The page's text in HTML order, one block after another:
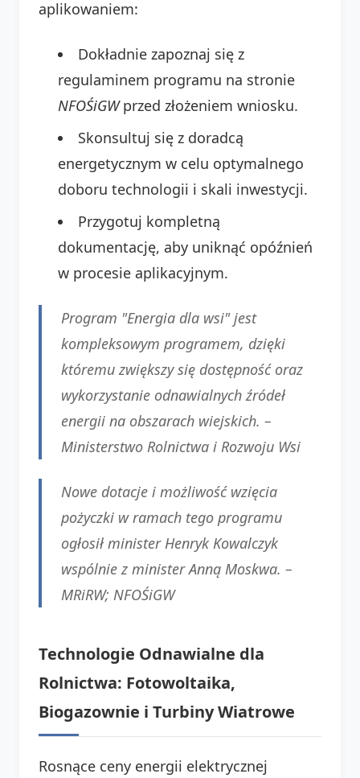
aplikowaniem:
Dokładnie zapoznaj się z
regulaminem programu na stronie
NFOŚiGWprzed złożeniem wniosku.
Skonsultuj się z doradcą
energetycznym w celu optymalnego
doboru technologii i skali inwestycji.
Przygotuj kompletną
dokumentację, aby uniknąć opóźnień
w procesie aplikacyjnym.
Program "Energia dla wsi" jest
kompleksowym programem, dzięki
któremu zwiększy się dostępność oraz
wykorzystanie odnawialnych źródeł
energii na obszarach wiejskich. –
Ministerstwo Rolnictwa i Rozwoju Wsi
Nowe dotacje i możliwość wzięcia
pożyczki w ramach tego programu
ogłosił minister Henryk Kowalczyk
wspólnie z minister Anną Moskwa. –
MRiRW; NFOŚiGW
Technologie Odnawialne dla
Rolnictwa: Fotowoltaika,
Biogazownie i Turbiny Wiatrowe
Rosnące ceny energii elektrycznej